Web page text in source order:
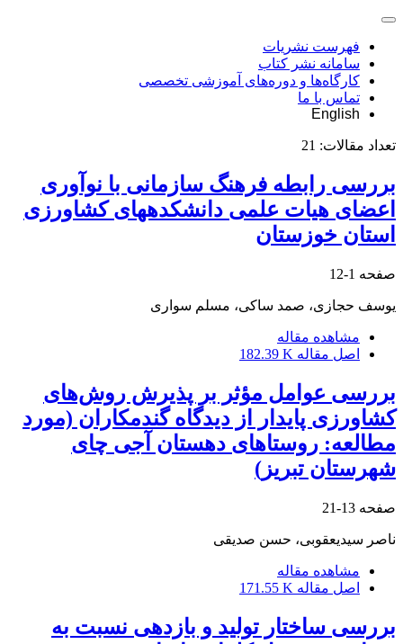
فهرست نشریات
سامانه نشر کتاب
کارگاه‌ها و دوره‌های آموزشی تخصصی
تماس با ما
English
تعداد مقالات: 21
بررسی رابطه فرهنگ سازمانی با نوآوری
اعضای هیات علمی دانشکده‏های کشاورزی
استان خوزستان
صفحه 1-12
یوسف حجازی، صمد ساکی، مسلم سواری
مشاهده مقاله
اصل مقاله 182.39 K
بررسی عوامل مؤثر بر پذیرش روش‌های
کشاورزی پایدار از دیدگاه گندمکاران (مورد
مطالعه: روستاهای دهستان آجی چای
شهرستان تبریز)
صفحه 13-21
ناصر سیدیعقوبی، حسن صدیقی
مشاهده مقاله
اصل مقاله 171.55 K
بررسی ساختار تولید و بازدهی نسبت به